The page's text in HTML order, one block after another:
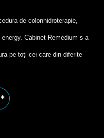
de colonhidroterapie,
Cabinet Remedium s-a
pe toți cei care din diferite